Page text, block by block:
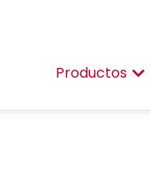
Productos